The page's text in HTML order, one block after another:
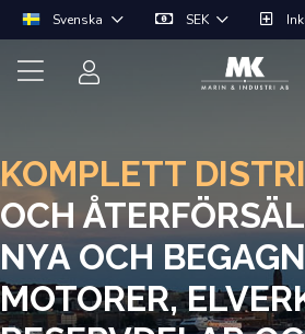
Svenska SEK
KOMPLETT
OCH
NYA OCH
MOTORER,